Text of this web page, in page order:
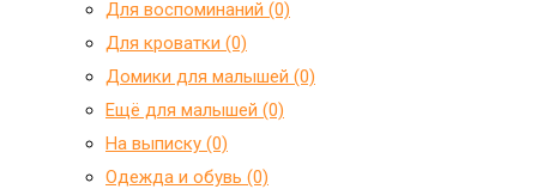
Для воспоминаний (0)
Для кроватки (0)
Домики для малышей (0)
Ещё для малышей (0)
На выписку (0)
Одежда и обувь (0)